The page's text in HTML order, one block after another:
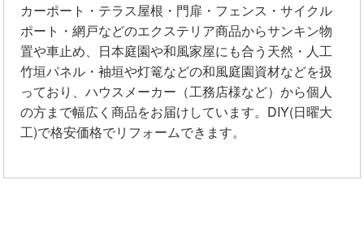
カーポート・テラス屋根・門扉・フェンス・サイクル
ポート・網戸などのエクステリア商品からサンキン物
置や車止め、日本庭園や和風家屋にも合う天然・人工
竹垣パネル・袖垣や灯篭などの和風庭園資材などを扱
っており、ハウスメーカー（工務店様など）から個人
の方まで幅広く商品をお届けしています。DIY(日曜大
工)で格安価格でリフォームできます。